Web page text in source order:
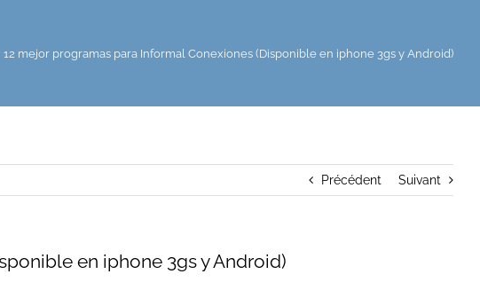
12 mejor programas para Informal Conexiones (Disponible en iphone 3gs y Android)
Précédent Suivant
en iphone 3gs y Android)